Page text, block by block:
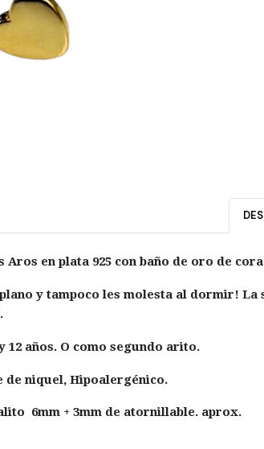
en plata 925 con baño de oro de
plano y tampoco les molesta al dormir!
12 años. O como segundo arito.
de niquel, Hipoalergénico.
6mm + 3mm de atornillable. aprox.